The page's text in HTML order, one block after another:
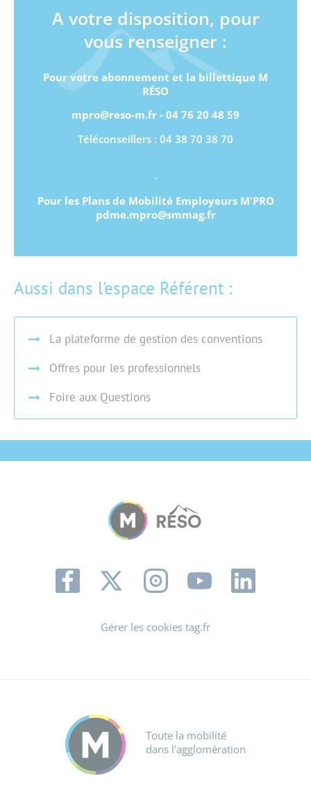
A votre disposition, pour
vous renseigner :
Pour votre abonnement et la billettique M
RÉSO
mpro@reso-m.fr - 04 76 20 48 59
Téléconseillers : 04 38 70 38 70
-
Pour les Plans de Mobilité Employeurs M'PRO
pdme.mpro@smmag.fr
Aussi dans l'espace Référent :
La plateforme de gestion des conventions
Offres pour les professionnels
Foire aux Questions
Gérer les cookies tag.fr
Toute la mobilité
dans l'agglomération